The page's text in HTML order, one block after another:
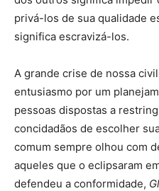
privá-los de sua qualidade
significa escravizá-los.
A grande crise de nossa
entusiasmo por um
pessoas dispostas a
concidadãos de escolher
comum sempre olhou com
aqueles que o eclipsaram
defendeu a conformidade,